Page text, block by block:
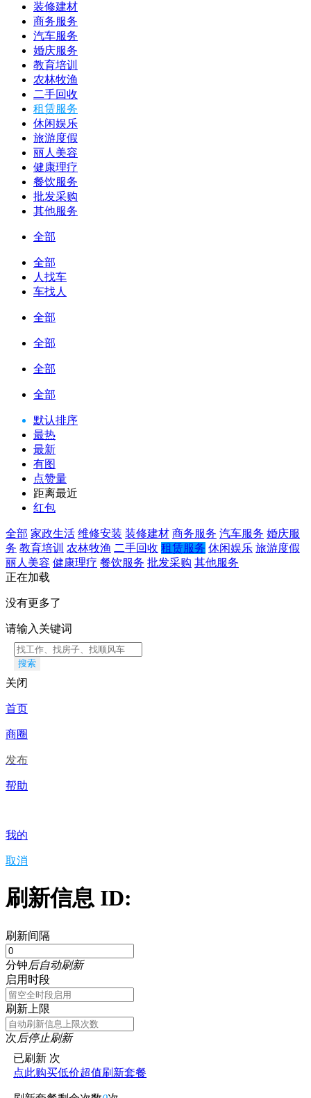
装修建材
商务服务
汽车服务
婚庆服务
教育培训
农林牧渔
二手回收
租赁服务
休闲娱乐
旅游度假
丽人美容
健康理疗
餐饮服务
批发采购
其他服务
全部
全部
人找车
车找人
全部
全部
全部
全部
默认排序
最热
最新
有图
点赞量
距离最近
红包
全部 家政生活 维修安装 装修建材 商务服务 汽车服务 婚庆服
务 教育培训 农林牧渔 二手回收 租赁服务 休闲娱乐 旅游度假
丽人美容 健康理疗 餐饮服务 批发采购 其他服务
正在加载
没有更多了
请输入关键词
搜索
关闭
首页
商圈
发布
帮助
我的
取消
刷新信息 ID:
刷新间隔
分钟后自动刷新
启用时段
刷新上限
次后停止刷新
已刷新 次
点此购买低价超值刷新套餐